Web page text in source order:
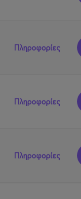
Πληροφορίες
Πληροφορίες
Πληροφορίες